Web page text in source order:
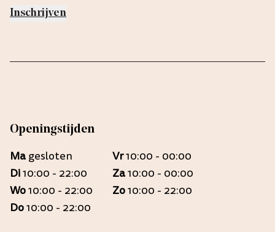
Inschrijven
Openingstijden
Ma gesloten
Di10:00 - 22:00
Wo10:00 - 22:00
Do10:00 - 22:00
Vr10:00 - 00:00
Za10:00 - 00:00
Zo10:00 - 22:00